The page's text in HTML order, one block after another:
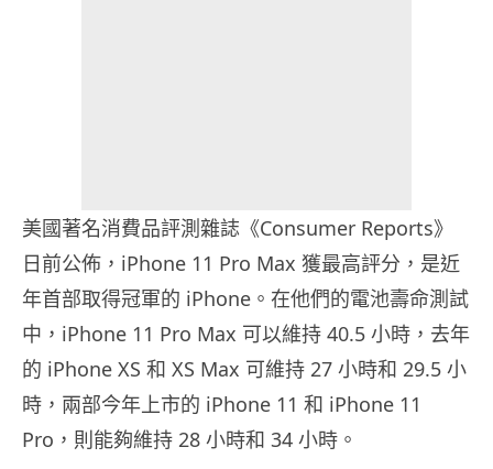
美國著名消費品評測雜誌《Consumer Reports》
日前公佈，iPhone 11 Pro Max 獲最高評分，是近
年首部取得冠軍的 iPhone。在他們的電池壽命測試
中，iPhone 11 Pro Max 可以維持 40.5 小時，去年
的 iPhone XS 和 XS Max 可維持 27 小時和 29.5 小
時，兩部今年上市的 iPhone 11 和 iPhone 11
Pro，則能夠維持 28 小時和 34 小時。